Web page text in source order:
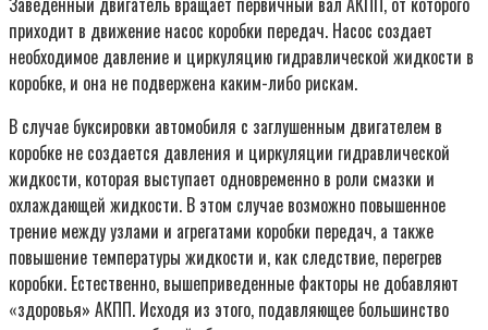
приходит в движение насос коробки передач. Насос создает
необходимое давление и циркуляцию гидравлической жидкости в
коробке, и она не подвержена каким-либо рискам.
В случае буксировки автомобиля с заглушенным двигателем в
коробке не создается давления и циркуляции гидравлической
жидкости, которая выступает одновременно в роли смазки и
охлаждающей жидкости. В этом случае возможно повышенное
трение между узлами и агрегатами коробки передач, а также
повышение температуры жидкости и, как следствие, перегрев
коробки. Естественно, вышеприведенные факторы не добавляют
«здоровья» АКПП. Исходя из этого, подавляющее большинство